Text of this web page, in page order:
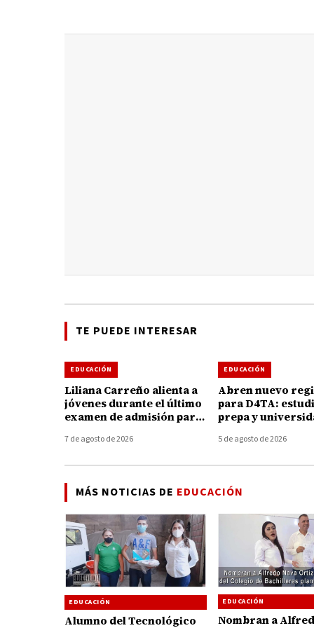
TE PUEDE INTERESAR
EDUCACIÓN
Liliana Carreño alienta a
jóvenes durante el último
examen de admisión para
Tacámbaro
7 de agosto de 2026
EDUCACIÓN
Abren nuevo
para D4TA:
prepa y
internet gratuito
5 de agosto de 2026
MÁS NOTICIAS DE EDUCACIÓN
EDUCACIÓN
Alumno del Tecnológico
EDUCACIÓN
Nombran a